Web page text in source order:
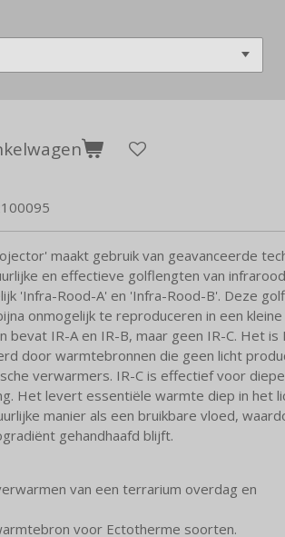
maakt gebruik van geavanceerde
en effectieve golflengten van
'Infra-Rood-A' en 'Infra-Rood-B'. Deze
onmogelijk te reproduceren in een kleine
bevat IR-A en IR-B, maar geen IR-C. Het is
door warmtebronnen die geen licht
verwarmers. IR-C is effectief voor diepe
Het levert essentiële warmte diep in het
manier als een bruikbare vloed,
gehandhaafd blijft.
van een terrarium overdag en
voor Ectotherme soorten.